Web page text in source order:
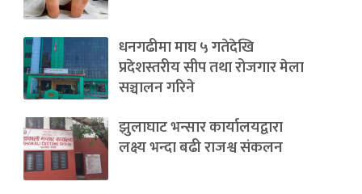
धनगढीमा माघ ५ गतेदेखि
प्रदेशस्तरीय सीप तथा रोजगार मेला
सञ्चालन गरिने
झुलाघाट भन्सार कार्यालयद्वारा
लक्ष्य भन्दा बढी राजश्व संकलन